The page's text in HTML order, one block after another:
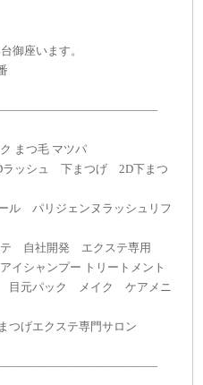
座います。
まつ毛 マツパ
ラッシュ 下まつげ 2D下まつ
ル パリジェンヌラッシュリフ
テ 自社開発 エクステ専用
イシャンプー トリートメント
目元パック メイク ケアメニ
げエクステ専門サロン